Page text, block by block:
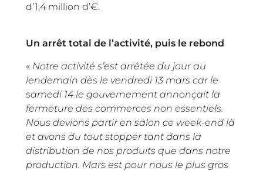
d’1,4 million d’€.
Un arrêt total de l’activité, puis le rebond
« Notre activité s’est arrêtée du jour au
lendemain dès le vendredi 13 mars car le
samedi 14 le gouvernement annonçait la
fermeture des commerces non essentiels.
Nous devions partir en salon ce week-end là
et avons du tout stopper tant dans la
distribution de nos produits que dans notre
production. Mars est pour nous le plus gros